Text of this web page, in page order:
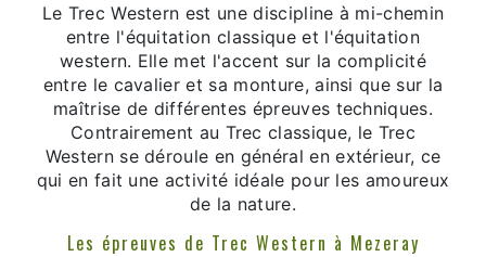
Le Trec Western est une discipline à mi-chemin
entre l'équitation classique et l'équitation
western. Elle met l'accent sur la complicité
entre le cavalier et sa monture, ainsi que sur la
maîtrise de différentes épreuves techniques.
Contrairement au Trec classique, le Trec
Western se déroule en général en extérieur, ce
qui en fait une activité idéale pour les amoureux
de la nature.
Les épreuves de Trec Western à Mezeray